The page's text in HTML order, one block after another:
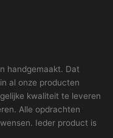
handgemaakt. Dat
al onze producten
kwaliteit te leveren
Alle opdrachten
Ieder product is